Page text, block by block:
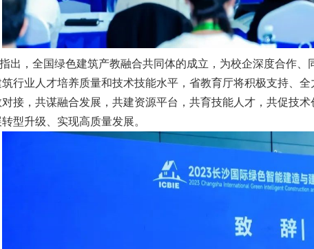
出，全国绿色建筑产教融合共同体的成立，为校企深度合作
行业人才培养质量和技术技能水平，省教育厅将积极支持、
接，共谋融合发展，共建资源平台，共育技能人才，共促技
型升级、实现高质量发展。